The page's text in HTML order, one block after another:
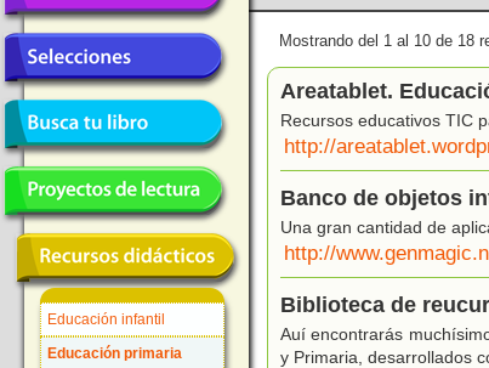
Educación infantil
Educación primaria
Mostrando del 1 al 10 de 18
Areatablet.
Recursos educativos TIC
http://
Banco de objetos
Una gran cantidad de
http://
Biblioteca de
Auí encontrarás
y Primaria, desarrollados